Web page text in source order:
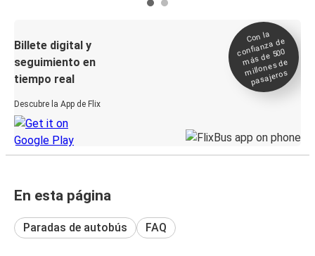
Billete digital y
seguimiento en
tiempo real
Descubre la App de Flix
Con la
confianza de
más de 500
millones de
pasajeros
En esta página
Paradas de autobús FAQ